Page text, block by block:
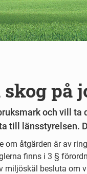
skog på
och vill
till länsstyrelsen.
om åtgärden är av
finns i 3 §
miljöskäl besluta om